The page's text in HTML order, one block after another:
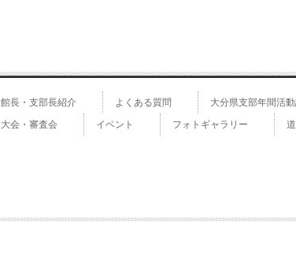
館長・支部長紹介 よくある質問 大分県支部年間活
大会・審査会
イベント フォトギャラリー